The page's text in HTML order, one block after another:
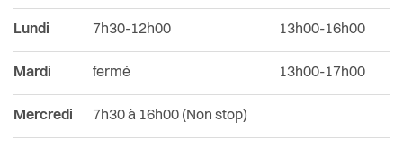
Lundi 7h30-12h00 13h00-16h00
Mardi fermé 13h00-17h00
Mercredi 7h30 à 16h00 (Non stop)